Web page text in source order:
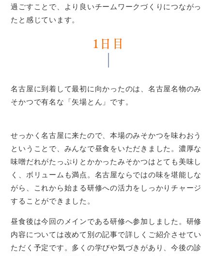
過ごすことで、より良いチームワークづくりにつながっ
たと感じています。
1日目
名古屋に到着して最初に向かったのは、名古屋名物のみ
そかつで有名な「矢場とん」です。
せっかく名古屋に来たので、本場のみそかつを味わおう
ということで、みんなで昼食をいただきました。濃厚な
味噌だれがたっぷりとかかったみそかつはとても美味し
く、ボリュームも満点。名古屋ならではの味を堪能しな
がら、これから始まる研修への活力をしっかりチャージ
することができました。
昼食後は今回のメインである研修へ参加しました。研修
内容については改めて別の記事で詳しくご紹介させてい
ただく予定です。多くの学びや気づきがあり、今後の診